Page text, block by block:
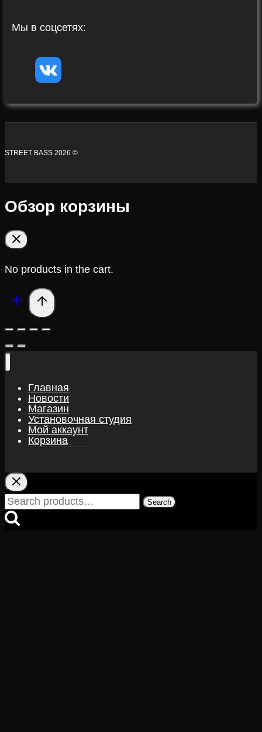
Мы в соцсетях:
STREET BASS 2026 ©
Обзор корзины
No products in the cart.
Главная
Новости
Магазин
Установочная студия
Мой аккаунт
Корзина
Search
for:
Search